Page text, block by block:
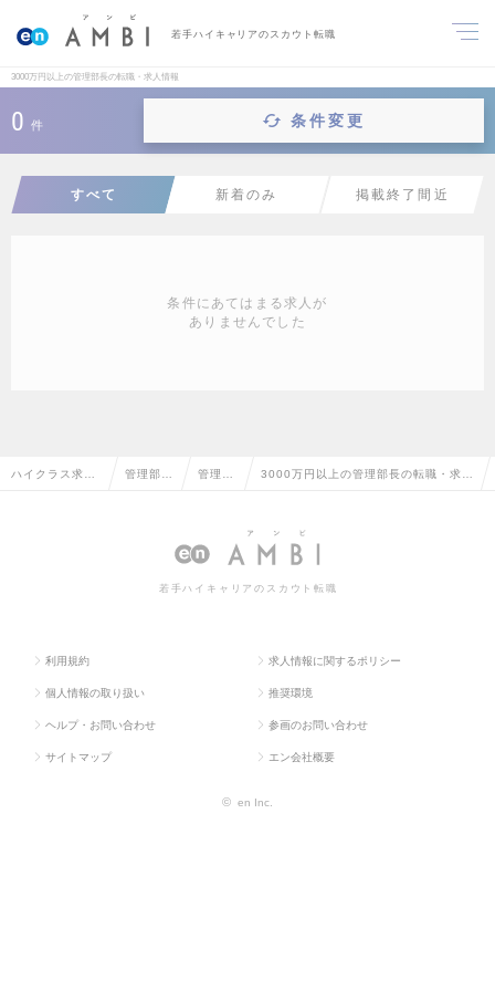
若手ハイキャリアのスカウト転職
3000万円以上の管理部長の転職・求人情報
0 件 条件変更
すべて 新着のみ 掲載終了間近
条件にあてはまる求人が
ありませんでした
ハイクラス求人 管理部門 管理部 3000万円以上の管理部長の転職・求人
若手ハイキャリアのスカウト転職
利用規約 求人情報に関するポリシー
個人情報の取り扱い 推奨環境
ヘルプ・お問い合わせ 参画のお問い合わせ
サイトマップ エン会社概要
© en Inc.